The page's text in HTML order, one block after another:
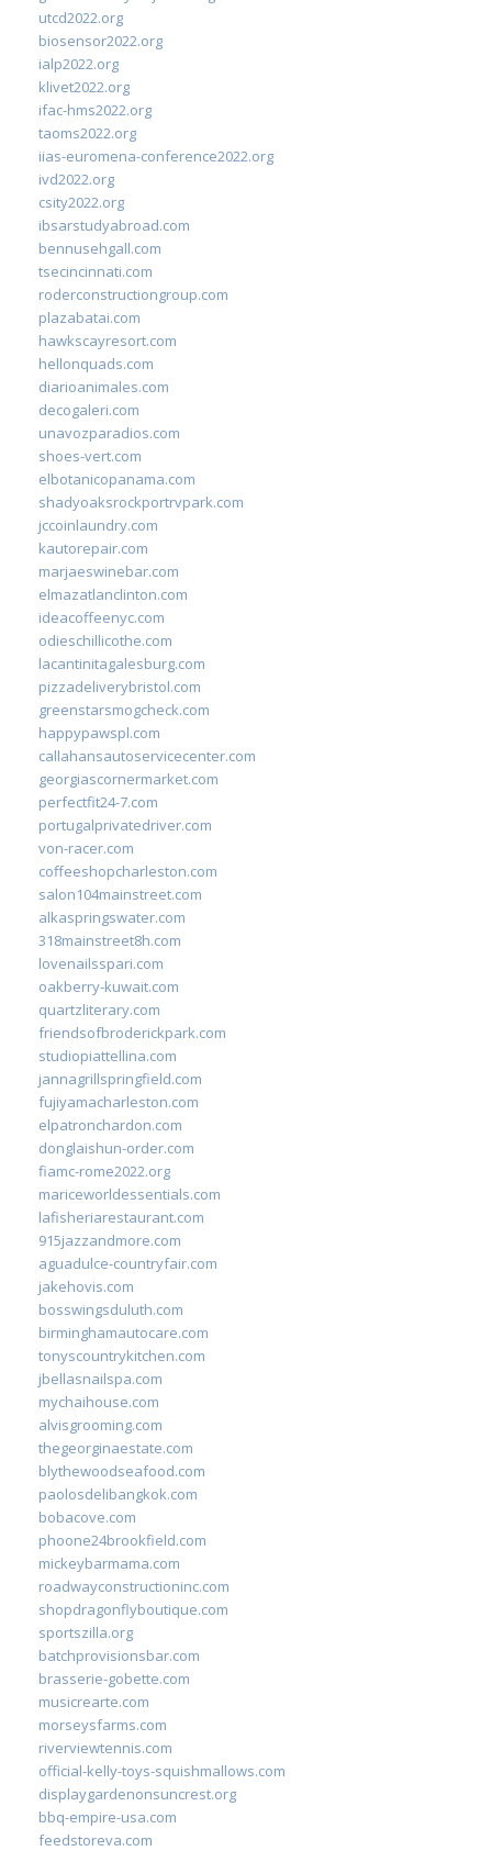
utcd2022.org
biosensor2022.org
ialp2022.org
klivet2022.org
ifac-hms2022.org
taoms2022.org
iias-euromena-conference2022.org
ivd2022.org
csity2022.org
ibsarstudyabroad.com
bennusehgall.com
tsecincinnati.com
roderconstructiongroup.com
plazabatai.com
hawkscayresort.com
hellonquads.com
diarioanimales.com
decogaleri.com
unavozparadios.com
shoes-vert.com
elbotanicopanama.com
shadyoaksrockportrvpark.com
jccoinlaundry.com
kautorepair.com
marjaeswinebar.com
elmazatlanclinton.com
ideacoffeenyc.com
odieschillicothe.com
lacantinitagalesburg.com
pizzadeliverybristol.com
greenstarsmogcheck.com
happypawspl.com
callahansautoservicecenter.com
georgiascornermarket.com
perfectfit24-7.com
portugalprivatedriver.com
von-racer.com
coffeeshopcharleston.com
salon104mainstreet.com
alkaspringswater.com
318mainstreet8h.com
lovenailsspari.com
oakberry-kuwait.com
quartzliterary.com
friendsofbroderickpark.com
studiopiattellina.com
jannagrillspringfield.com
fujiyamacharleston.com
elpatronchardon.com
donglaishun-order.com
fiamc-rome2022.org
mariceworldessentials.com
lafisheriarestaurant.com
915jazzandmore.com
aguadulce-countryfair.com
jakehovis.com
bosswingsduluth.com
birminghamautocare.com
tonyscountrykitchen.com
jbellasnailspa.com
mychaihouse.com
alvisgrooming.com
thegeorginaestate.com
blythewoodseafood.com
paolosdelibangkok.com
bobacove.com
phoone24brookfield.com
mickeybarmama.com
roadwayconstructioninc.com
shopdragonflyboutique.com
sportszilla.org
batchprovisionsbar.com
brasserie-gobette.com
musicrearte.com
morseysfarms.com
riverviewtennis.com
official-kelly-toys-squishmallows.com
displaygardenonsuncrest.org
bbq-empire-usa.com
feedstoreva.com